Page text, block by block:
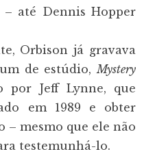
– até Dennis Hopper
Orbison já gravava
de estúdio, Mystery
por Jeff Lynne, que
em 1989 e obter
– mesmo que ele não
testemunhá-lo.